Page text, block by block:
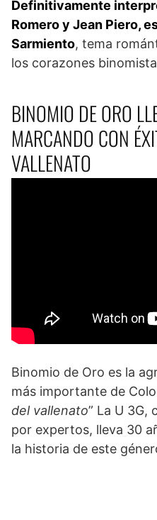
Definitivamente
Romero y Jean Piero,
Sarmiento, tema
los corazones
BINOMIO DE ORO
MARCANDO CON
VALLENATO
Binomio de Oro es la
más importante de
del vallenato” La U 3G,
por expertos, lleva 30
la historia de este